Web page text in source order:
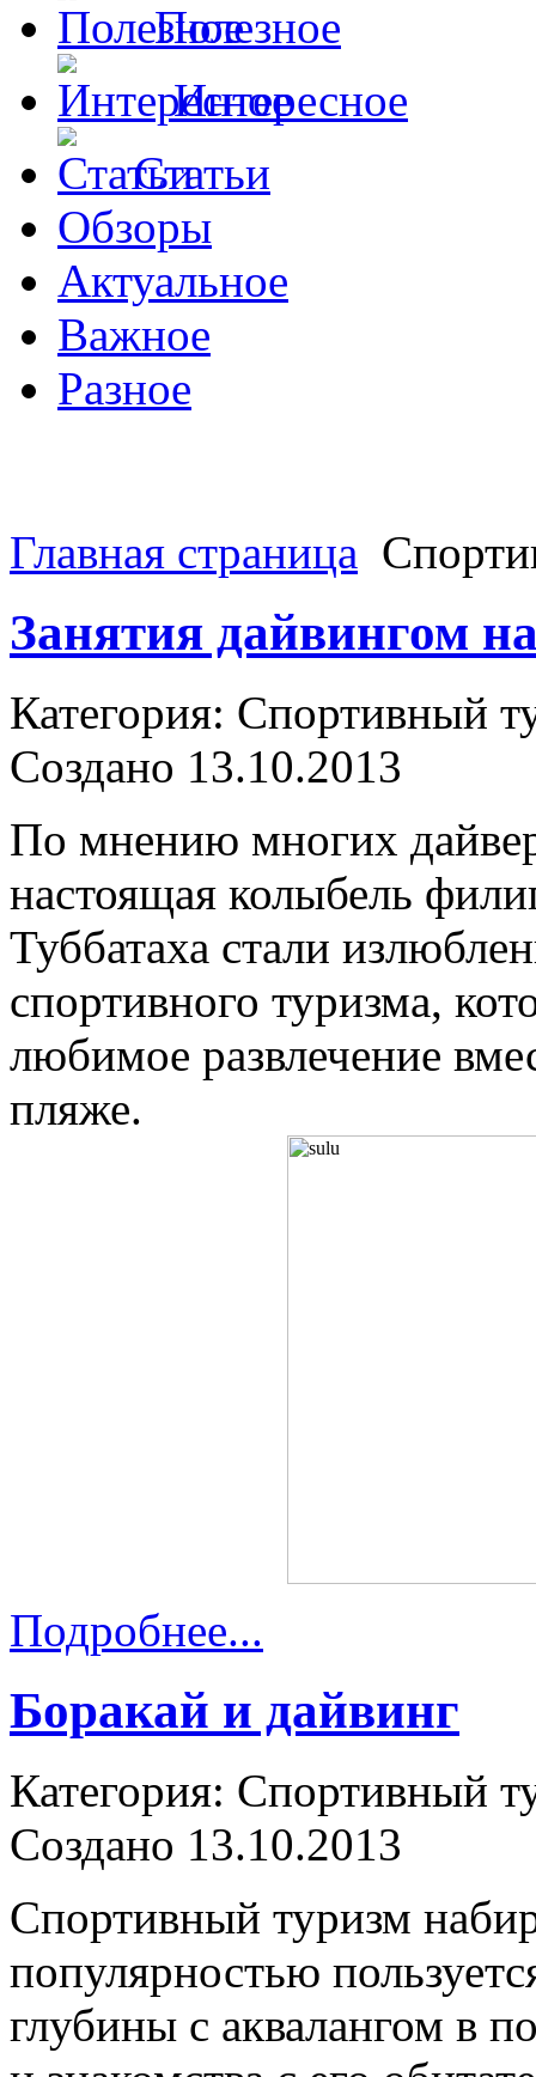
Полезное
Интересное
Статьи
Обзоры
Актуальное
Важное
Разное
Главная страница
Занятия дайвингом
Категория: Спортивный
Создано 13.10.2013
По мнению многих
настоящая колыбель
Туббатаха стали
спортивного туризма,
любимое развлечение
пляже.
Подробнее...
Боракай и дайвинг
Категория: Спортивный
Создано 13.10.2013
Спортивный туризм
популярностью
глубины с аквалангом в